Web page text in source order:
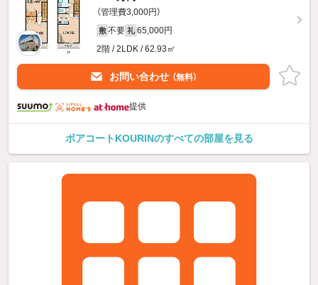
（管理費3,000円）
敷 不要 礼 65,000円
2階 / 2LDK / 62.93㎡
お問い合わせ （無料）
提供
ボアコートKOURINのすべての部屋を見る